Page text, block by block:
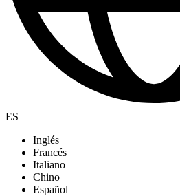
ES
Inglés
Francés
Italiano
Chino
Español